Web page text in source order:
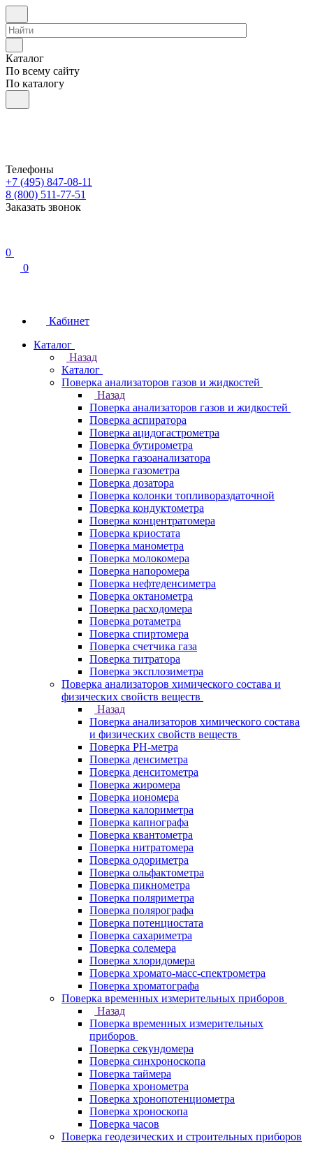
Каталог
По всему сайту
По каталогу
Телефоны
+7 (495) 847-08-11
8 (800) 511-77-51
Заказать звонок
0
0
Кабинет
Каталог
Назад
Каталог
Поверка анализаторов газов и жидкостей
Назад
Поверка анализаторов газов и жидкостей
Поверка аспиратора
Поверка ацидогастрометра
Поверка бутирометра
Поверка газоанализатора
Поверка газометра
Поверка дозатора
Поверка колонки топливораздаточной
Поверка кондуктометра
Поверка концентратомера
Поверка криостата
Поверка манометра
Поверка молокомера
Поверка напоромера
Поверка нефтеденсиметра
Поверка октанометра
Поверка расходомера
Поверка ротаметра
Поверка спиртомера
Поверка счетчика газа
Поверка титратора
Поверка эксплозиметра
Поверка анализаторов химического состава и
физических свойств веществ
Назад
Поверка анализаторов химического состава
и физических свойств веществ
Поверка PH-метра
Поверка денсиметра
Поверка денситометра
Поверка жиромера
Поверка иономера
Поверка калориметра
Поверка капнографа
Поверка квантометра
Поверка нитратомера
Поверка одориметра
Поверка ольфактометра
Поверка пикнометра
Поверка поляриметра
Поверка полярографа
Поверка потенциостата
Поверка сахариметра
Поверка солемера
Поверка хлоридомера
Поверка хромато-масс-спектрометра
Поверка хроматографа
Поверка временных измерительных приборов
Назад
Поверка временных измерительных
приборов
Поверка секундомера
Поверка синхроноскопа
Поверка таймера
Поверка хронометра
Поверка хронопотенциометра
Поверка хроноскопа
Поверка часов
Поверка геодезических и строительных приборов